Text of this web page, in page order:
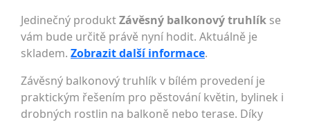
Jedinečný produktZávěsný balkonový truhlík se
vám bude určitě právě nyní hodit. Aktuálně je
skladem. Zobrazit další informace.
Závěsný balkonový truhlík v bílém provedení je
praktickým řešením pro pěstování květin, bylinek i
drobných rostlin na balkoně nebo terase. Díky